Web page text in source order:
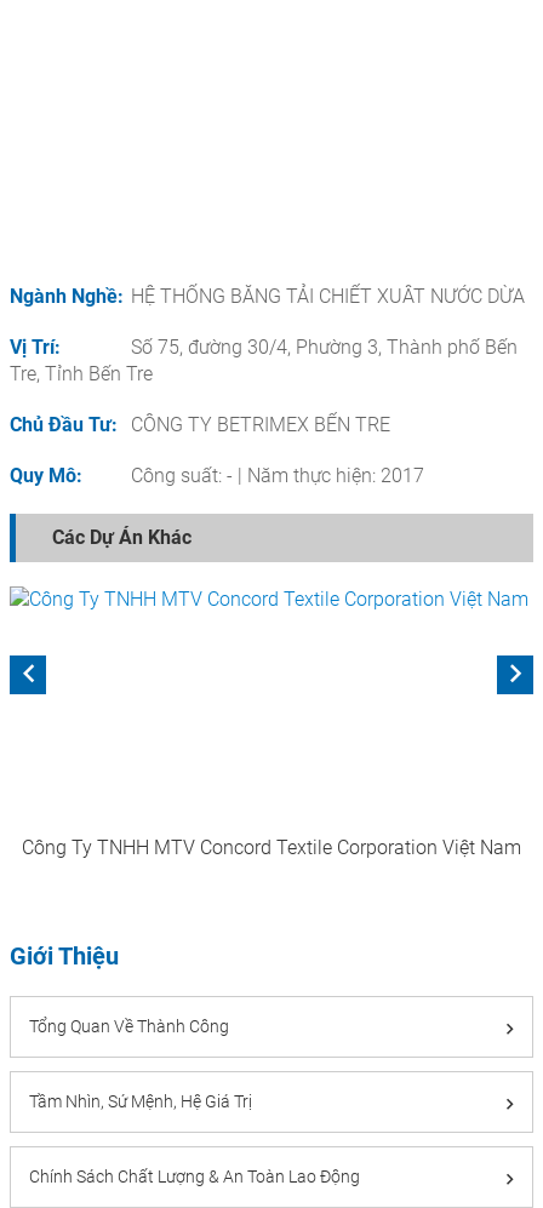
Ngành Nghề: HỆ THỐNG BĂNG TẢI CHIẾT XUÂT NƯỚC DỪA
Vị Trí:
Số 75, đường 30/4, Phường 3, Thành phố Bến
Tre, Tỉnh Bến Tre
Chủ Đầu Tư: CÔNG TY BETRIMEX BẾN TRE
Quy Mô: Công suất: - | Năm thực hiện: 2017
Các Dự Án Khác
Công Ty TNHH MTV Concord Textile Corporation Việt Nam
Giới Thiệu
Tổng Quan Về Thành Công
Tầm Nhìn, Sứ Mệnh, Hệ Giá Trị
Chính Sách Chất Lượng & An Toàn Lao Động